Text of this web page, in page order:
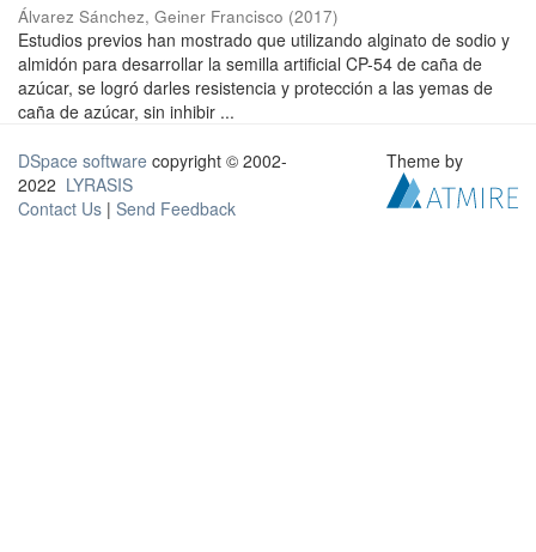
Álvarez Sánchez, Geiner Francisco (2017)
Estudios previos han mostrado que utilizando alginato de sodio y
almidón para desarrollar la semilla artificial CP-54 de caña de
azúcar, se logró darles resistencia y protección a las yemas de
caña de azúcar, sin inhibir ...
DSpace software copyright © 2002-
2022 LYRASIS
Contact Us | Send Feedback
Theme by